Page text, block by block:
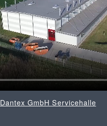
Dantex GmbH Servicehalle